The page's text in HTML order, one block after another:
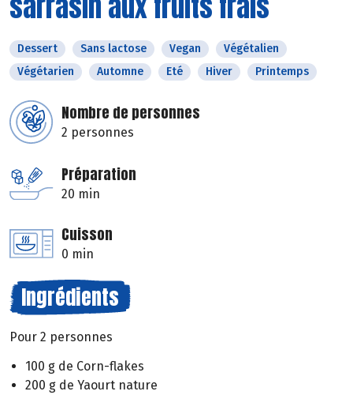
Dessert Sans lactose Vegan
Végétalien
Végétarien
Automne Eté Hiver Printemps
Nombre de personnes
2 personnes
Préparation
20 min
Cuisson
0 min
Ingrédients
Pour 2 personnes
100 g de Corn-flakes
200 g de Yaourt nature